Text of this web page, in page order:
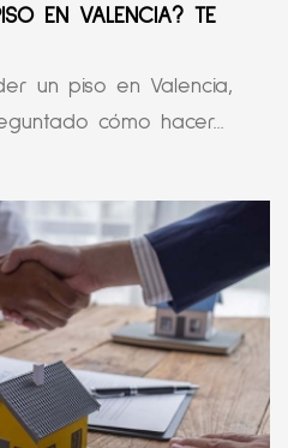
EN VALENCIA? TE
un piso en Valencia,
cómo hacer...